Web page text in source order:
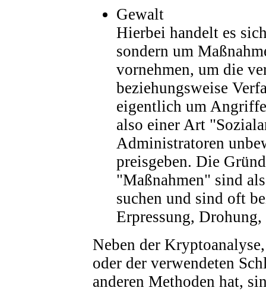
Gewalt
Hierbei handelt es
sondern um
vornehmen, um die
beziehungsweise
eigentlich um
also einer Art
Administratoren
preisgeben. Die
"Maßnahmen" sind
suchen und sind oft
Erpressung,
Neben der
oder der verwendeten
anderen Methoden hat,